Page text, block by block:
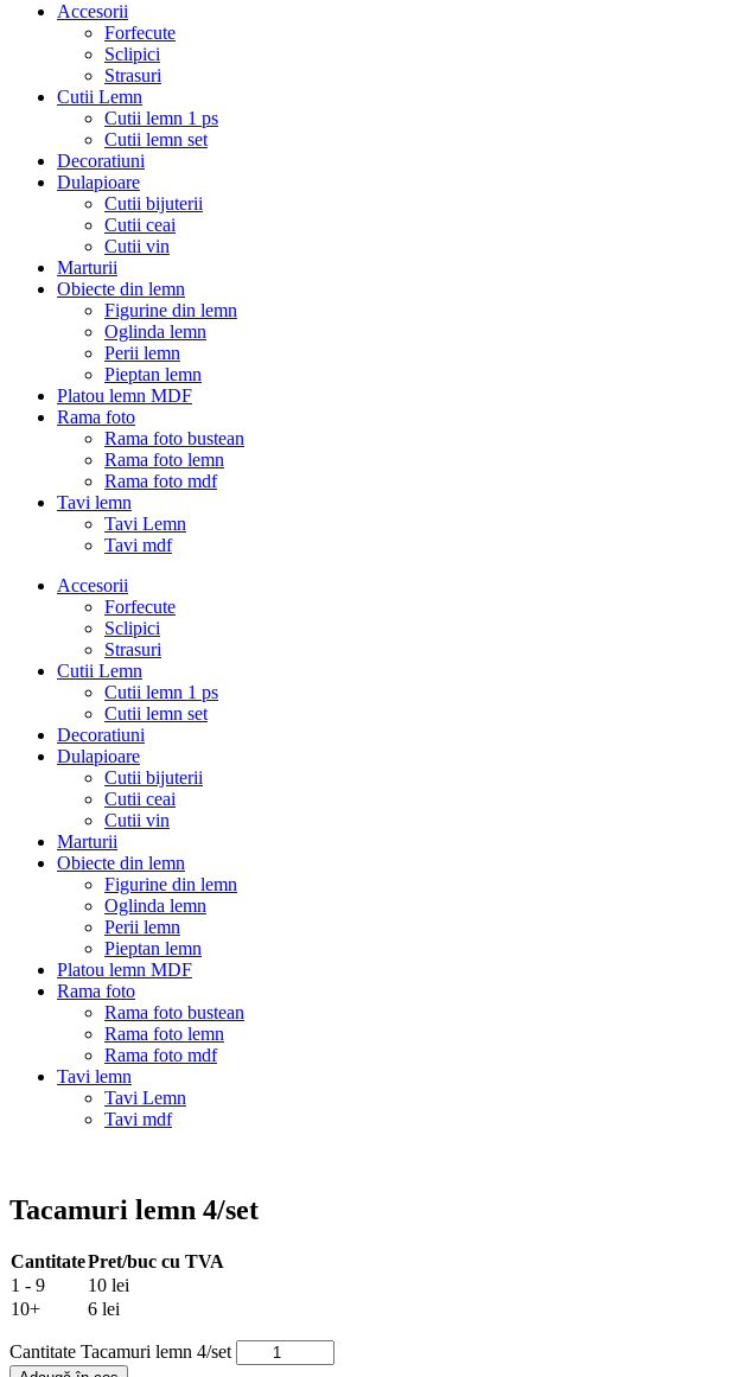
Accesorii
Forfecute
Sclipici
Strasuri
Cutii Lemn
Cutii lemn 1 ps
Cutii lemn set
Decoratiuni
Dulapioare
Cutii bijuterii
Cutii ceai
Cutii vin
Marturii
Obiecte din lemn
Figurine din lemn
Oglinda lemn
Perii lemn
Pieptan lemn
Platou lemn MDF
Rama foto
Rama foto bustean
Rama foto lemn
Rama foto mdf
Tavi lemn
Tavi Lemn
Tavi mdf
Accesorii
Forfecute
Sclipici
Strasuri
Cutii Lemn
Cutii lemn 1 ps
Cutii lemn set
Decoratiuni
Dulapioare
Cutii bijuterii
Cutii ceai
Cutii vin
Marturii
Obiecte din lemn
Figurine din lemn
Oglinda lemn
Perii lemn
Pieptan lemn
Platou lemn MDF
Rama foto
Rama foto bustean
Rama foto lemn
Rama foto mdf
Tavi lemn
Tavi Lemn
Tavi mdf
Tacamuri lemn 4/set
CantitatePret/buc cu TVA
1 - 9
10 lei
10+
6 lei
Cantitate Tacamuri lemn 4/set